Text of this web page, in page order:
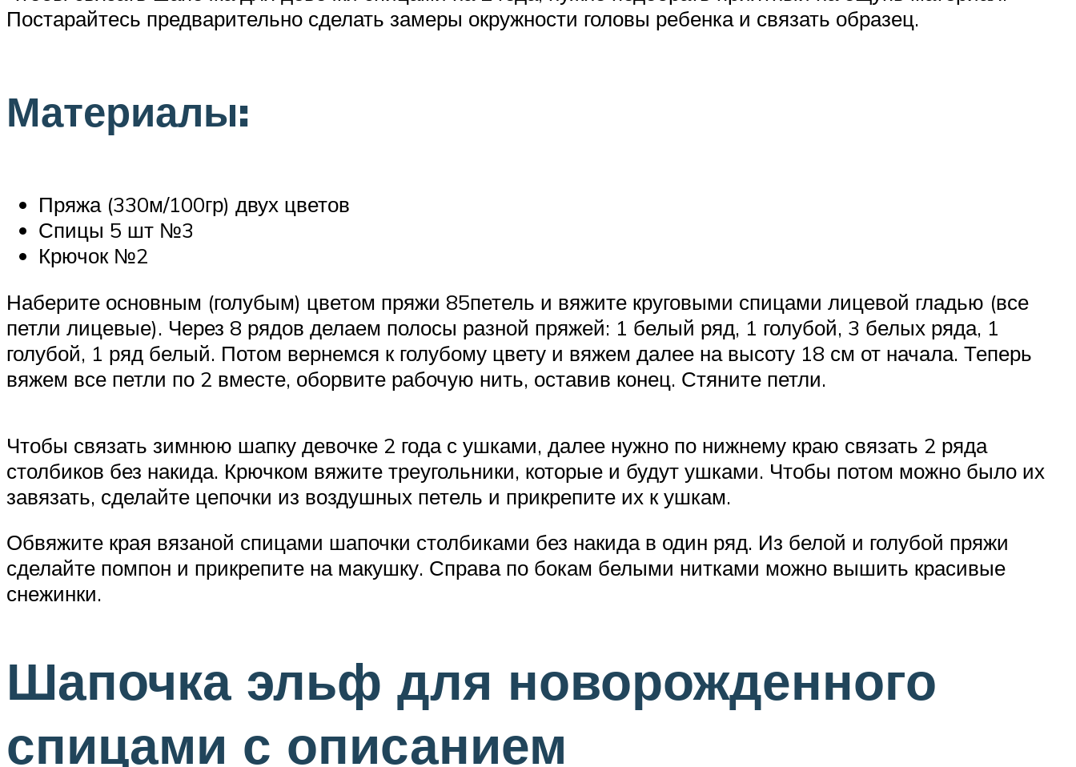
Постарайтесь предварительно сделать замеры окружности головы ребенка и связать образец.
Материалы:
Пряжа (330м/100гр) двух цветов
Спицы 5 шт №3
Крючок №2
Наберите основным (голубым) цветом пряжи 85петель и вяжите круговыми спицами лицевой гладью (все
петли лицевые). Через 8 рядов делаем полосы разной пряжей: 1 белый ряд, 1 голубой, 3 белых ряда, 1
голубой, 1 ряд белый. Потом вернемся к голубому цвету и вяжем далее на высоту 18 см от начала. Теперь
вяжем все петли по 2 вместе, оборвите рабочую нить, оставив конец. Стяните петли.
Чтобы связать зимнюю шапку девочке 2 года с ушками, далее нужно по нижнему краю связать 2 ряда
столбиков без накида. Крючком вяжите треугольники, которые и будут ушками. Чтобы потом можно было их
завязать, сделайте цепочки из воздушных петель и прикрепите их к ушкам.
Обвяжите края вязаной спицами шапочки столбиками без накида в один ряд. Из белой и голубой пряжи
сделайте помпон и прикрепите на макушку. Справа по бокам белыми нитками можно вышить красивые
снежинки.
Шапочка эльф для новорожденного
спицами с описанием